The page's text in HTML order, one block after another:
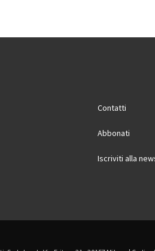
Contatti
Abbonati
Iscriviti alla